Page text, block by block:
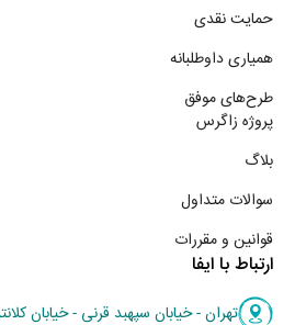
حمایت نقدی
همیاری داوطلبانه
طرح‌های موفق
پروژه زاگرس
بلاگ
سوالات متداول
قوانین و مقررات
ارتباط با ایفا
تهران - خیابان سپهبد قرنی - خیابان کلانتری -